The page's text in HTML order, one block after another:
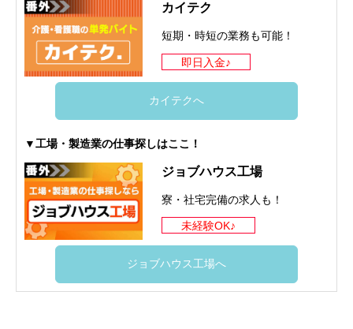
カイテク
短期・時短の業務も可能！
即日入金♪
カイテクへ
▼工場・製造業の仕事探しはここ！
ジョブハウス工場
寮・社宅完備の求人も！
未経験OK♪
ジョブハウス工場へ